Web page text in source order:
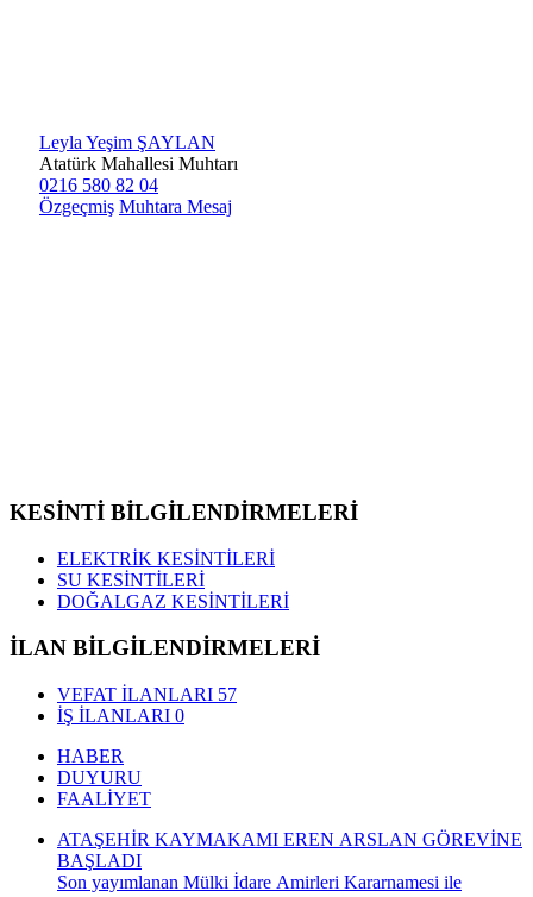
Leyla Yeşim ŞAYLAN
Atatürk Mahallesi Muhtarı
0216 580 82 04
Özgeçmiş Muhtara Mesaj
KESİNTİ BİLGİLENDİRMELERİ
ELEKTRİK KESİNTİLERİ
SU KESİNTİLERİ
DOĞALGAZ KESİNTİLERİ
İLAN BİLGİLENDİRMELERİ
VEFAT İLANLARI 57
İŞ İLANLARI 0
HABER
DUYURU
FAALİYET
ATAŞEHİR KAYMAKAMI EREN ARSLAN GÖREVİNE
BAŞLADI
Son yayımlanan Mülki İdare Amirleri Kararnamesi ile